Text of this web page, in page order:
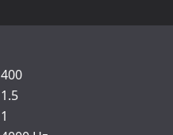
400
1.5
1